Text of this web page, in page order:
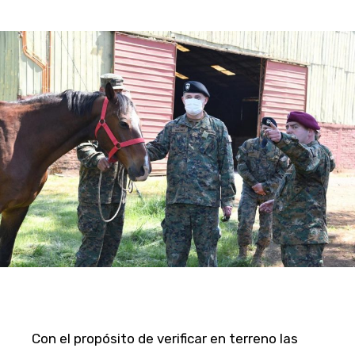
Con el propósito de verificar en terreno las